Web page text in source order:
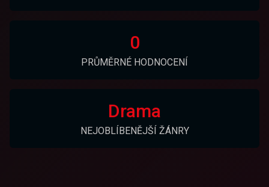
0
PRŮMĚRNÉ HODNOCENÍ
Drama
NEJOBLÍBENĚJŠÍ ŽÁNRY